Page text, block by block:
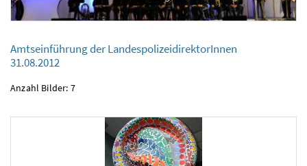
Amtseinführung der LandespolizeidirektorInnen
31.08.2012
Amtseinführung der LandespolizeidirektorInnen
31.08.2012
Anzahl Bilder: 7